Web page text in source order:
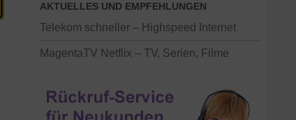
AKTUELLES UND EMPFEHLUNGEN
Telekom schneller – Highspeed Internet
MagentaTV Netflix – TV, Serien, Filme